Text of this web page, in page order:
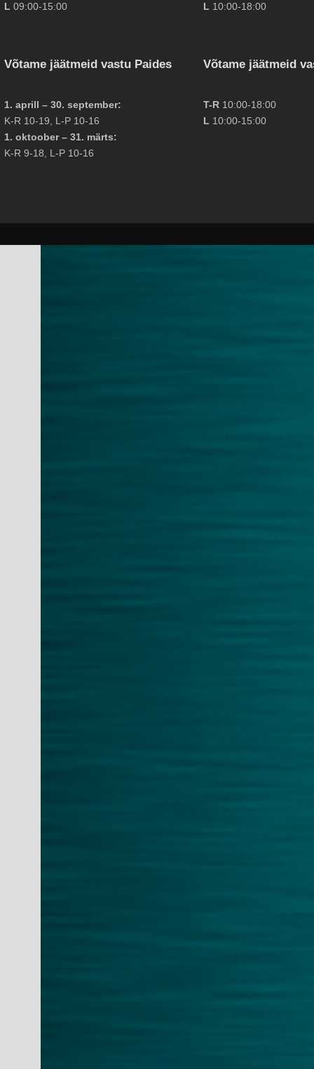
L 09:00-15:00
Võtame jäätmeid vastu Paides
1. aprill – 30. september:
K-R 10-19, L-P 10-16
1. oktoober – 31. märts:
K-R 9-18, L-P 10-16
L 10:00-18:00
Võtame jäätmeid
T-R 10:00-18:00
L 10:00-15:00